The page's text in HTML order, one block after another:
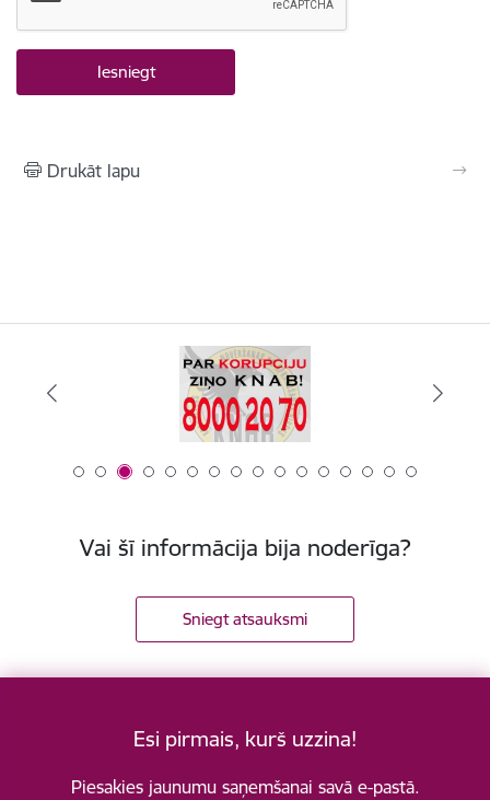
Drukāt lapu
Vai šī informācija bija noderīga?
Sniegt atsauksmi
Esi pirmais, kurš uzzina!
Piesakies jaunumu saņemšanai savā e-pastā.